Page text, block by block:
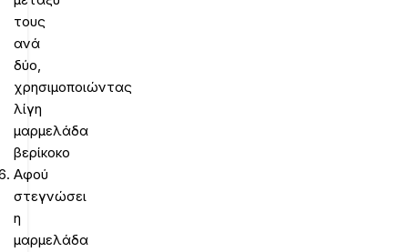
τους
ανά
δύο,
χρησιμοποιώντας
λίγη
μαρμελάδα
βερίκοκο
Αφού
στεγνώσει
η
μαρμελάδα